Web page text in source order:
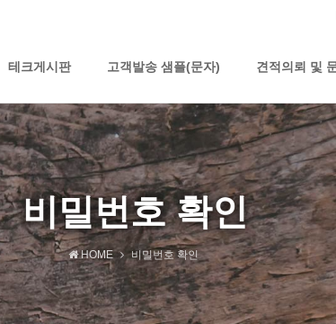
테크게시판 고객발송 샘플(문자) 견적의뢰 및
비밀번호 확인
HOME 비밀번호 확인